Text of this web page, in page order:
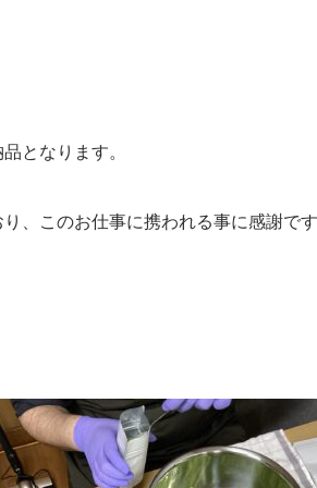
となります。
、このお仕事に携われる事に感謝で